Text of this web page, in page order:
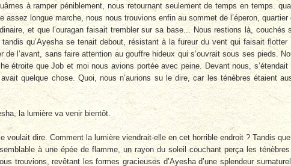
à ramper péniblement, nous retournant seulement de temps en temps.
assez longue marche, nous nous trouvions enfin au sommet de l’éperon, quartier
et que l’ouragan faisait trembler sur sa base... Nous restions là, couchés
qu’Ayesha se tenait debout, résistant à la fureur du vent qui faisait flotter
de l’avant, sans faire attention au gouffre hideux qui s’ouvrait sous ses pieds.
étroite que Job et moi nous avions portée avec peine. Devant nous, s’étendait
quelque chose. Quoi, nous n’aurions su le dire, car les ténèbres étaient
la lumière va venir bientôt.
voulait dire. Comment la lumière viendrait-elle en cet horrible endroit ? Tandis
à une épée de flamme, un rayon du soleil couchant perça les
trouvions, revêtant les formes gracieuses d’Ayesha d’une splendeur